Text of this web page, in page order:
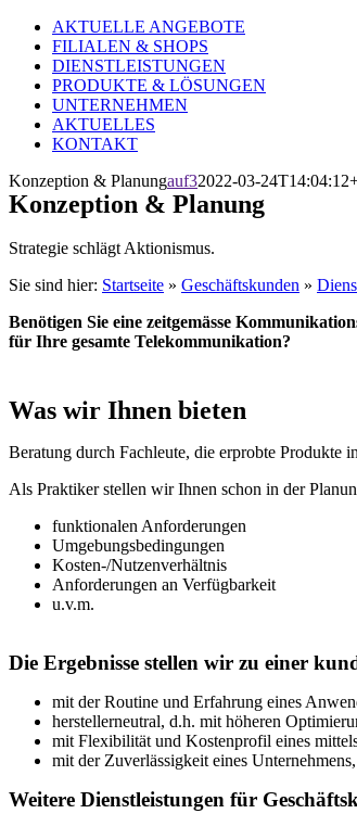
AKTUELLE ANGEBOTE
FILIALEN & SHOPS
DIENSTLEISTUNGEN
PRODUKTE & LÖSUNGEN
UNTERNEHMEN
AKTUELLES
KONTAKT
Konzeption & Planungauf32022-03-
Konzeption & Planung
Strategie schlägt Aktionismus.
Sie sind hier: Startseite » Geschäftskunden »
Benötigen Sie eine zeitgemässe
für Ihre gesamte Telekommunikation?
Was wir Ihnen bieten
Beratung durch Fachleute, die erprobte Produkte
Als Praktiker stellen wir Ihnen schon in der
funktionalen Anforderungen
Umgebungsbedingungen
Kosten-/Nutzenverhältnis
Anforderungen an Verfügbarkeit
u.v.m.
Die Ergebnisse stellen wir zu einer
mit der Routine und Erfahrung eines
herstellerneutral, d.h. mit höheren
mit Flexibilität und Kostenprofil eines
mit der Zuverlässigkeit eines
Weitere Dienstleistungen für